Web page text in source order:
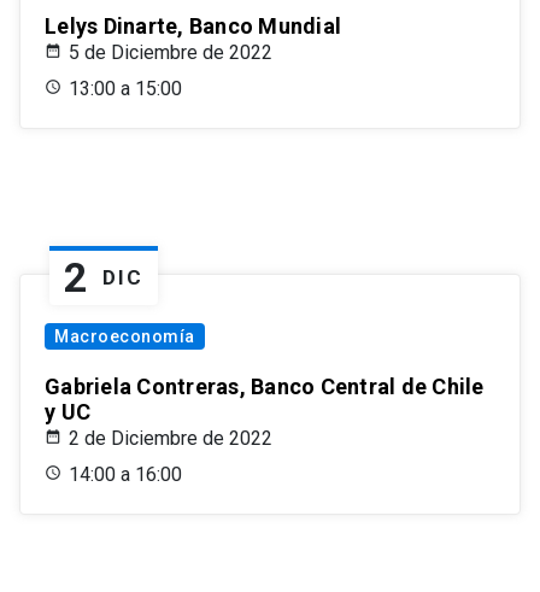
Lelys Dinarte, Banco Mundial
5 de Diciembre de 2022
13:00 a 15:00
2 DIC
Macroeconomía
Gabriela Contreras, Banco Central de Chile
y UC
2 de Diciembre de 2022
14:00 a 16:00